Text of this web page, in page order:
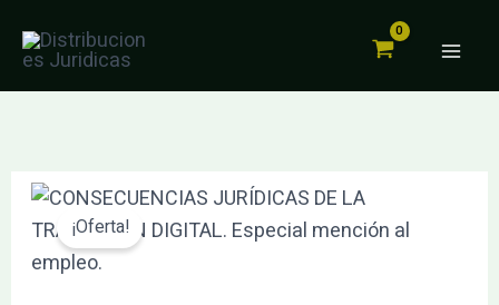
¡Oferta!
El
precio
original
El
precio
CONSECUENCIAS
JURÍDICAS
DE
LA
al
empleo.
cantidad